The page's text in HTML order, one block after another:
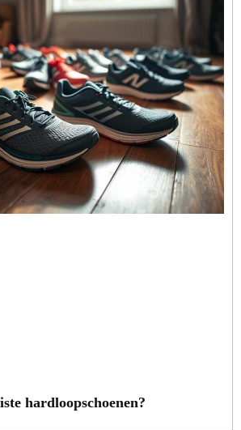
hardloopschoenen?